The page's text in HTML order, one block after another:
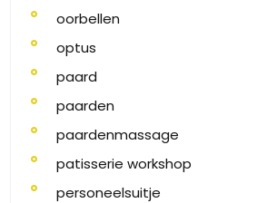
oorbellen
optus
paard
paarden
paardenmassage
patisserie workshop
personeelsuitje